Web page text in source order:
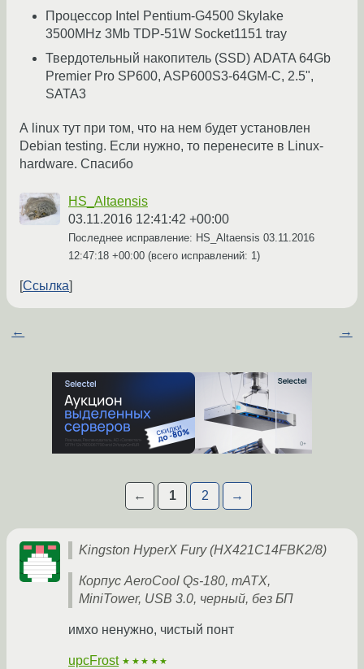
Процессор Intel Pentium-G4500 Skylake
3500MHz 3Mb TDP-51W Socket1151 tray
Твердотельный накопитель (SSD) ADATA 64Gb
Premier Pro SP600, ASP600S3-64GM-C, 2.5",
SATA3
А linux тут при том, что на нем будет установлен
Debian testing. Если нужно, то перенесите в Linux-
hardware. Спасибо
HS_Altaensis
03.11.2016 12:41:42 +00:00
Последнее исправление: HS_Altaensis 03.11.2016
12:47:18 +00:00 (всего исправлений: 1)
Ссылка
← →
← 1 2 →
Kingston HyperX Fury (HX421C14FBK2/8)
Корпус AeroCool Qs-180, mATX,
MiniTower, USB 3.0, черный, без БП
имхо ненужно, чистый понт
upcFrost ★★★★★